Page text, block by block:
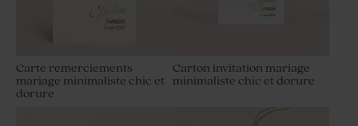
Carte remerciements
mariage minimaliste chic et
dorure
Carton invitation mariage
minimaliste chic et dorure